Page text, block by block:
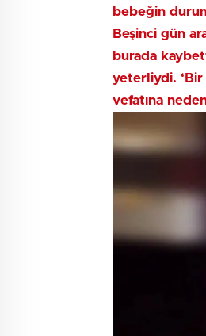
bebeğin
Beşinci gün
burada
yeterliydi.
vefatına